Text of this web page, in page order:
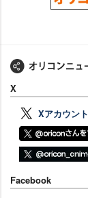
X
Xアカウント
Facebook